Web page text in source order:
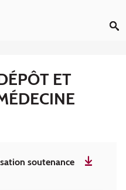
ET
soutenance